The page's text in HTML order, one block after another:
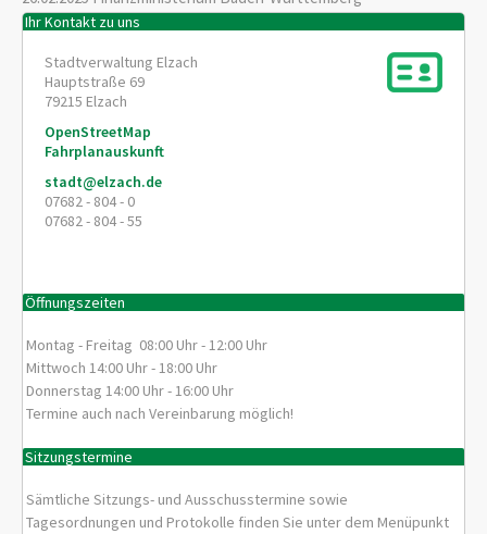
Ihr Kontakt zu uns
Stadtverwaltung Elzach
Hauptstraße 69
79215 Elzach
OpenStreetMap
Fahrplanauskunft
stadt@elzach.de
07682 - 804 - 0
07682 - 804 - 55
Öffnungszeiten
Montag - Freitag 08:00 Uhr - 12:00 Uhr
Mittwoch 14:00 Uhr - 18:00 Uhr
Donnerstag 14:00 Uhr - 16:00 Uhr
Termine auch nach Vereinbarung möglich!
Sitzungstermine
Sämtliche Sitzungs- und Ausschusstermine sowie
Tagesordnungen und Protokolle finden Sie unter dem Menüpunkt